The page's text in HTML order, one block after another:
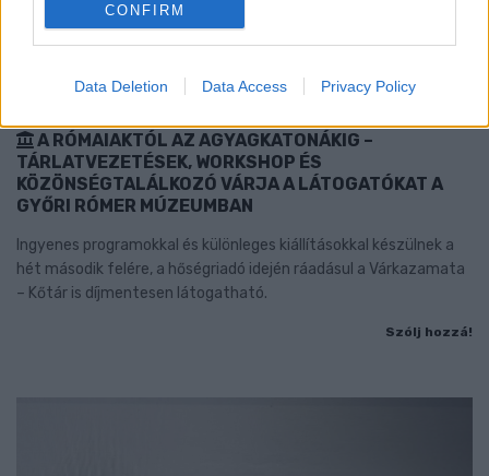
CONFIRM
Data Deletion Data Access Privacy Policy
A RÓMAIAKTÓL AZ AGYAGKATONÁKIG –
TÁRLATVEZETÉSEK, WORKSHOP ÉS
KÖZÖNSÉGTALÁLKOZÓ VÁRJA A LÁTOGATÓKAT A
GYŐRI RÓMER MÚZEUMBAN
Ingyenes programokkal és különleges kiállításokkal készülnek a
hét második felére, a hőségriadó idején ráadásul a Várkazamata
– Kőtár is díjmentesen látogatható.
Szólj hozzá!